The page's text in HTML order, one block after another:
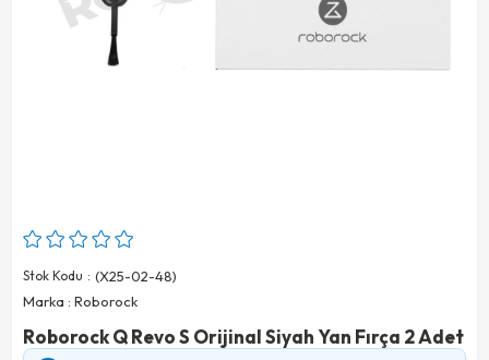
Stok Kodu
(X25-02-48)
Marka : Roborock
Roborock Q Revo S Orijinal Siyah Yan Fırça 2 Adet